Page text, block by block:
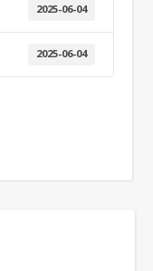
2025-06-04
2025-06-04